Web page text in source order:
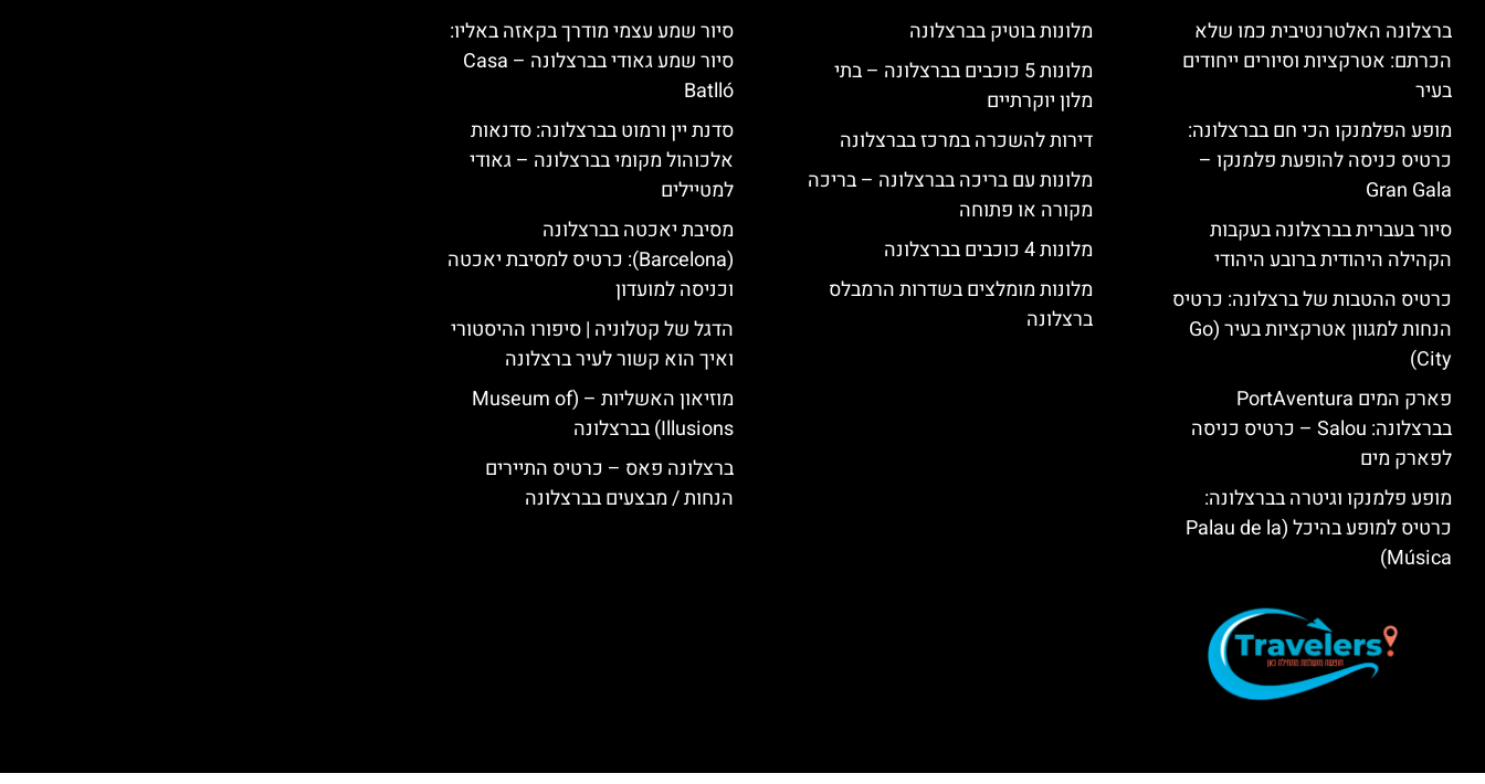
ברצלונה האלטרנטיבית כמו שלא
הכרתם: אטרקציות וסיורים ייחודים
בעיר
מופע הפלמנקו הכי חם בברצלונה:
כרטיס כניסה להופעת פלמנקו –
Gran Gala
סיור בעברית בברצלונה בעקבות
הקהילה היהודית ברובע היהודי
כרטיס ההטבות של ברצלונה: כרטיס
הנחות למגוון אטרקציות בעיר (Go
City)
פארק המים PortAventura
בברצלונה: Salou – כרטיס כניסה
לפארק מים
מופע פלמנקו וגיטרה בברצלונה:
כרטיס למופע בהיכל (Palau de la
Música)
מלונות בוטיק בברצלונה
מלונות 5 כוכבים בברצלונה – בתי
מלון יוקרתיים
דירות להשכרה במרכז בברצלונה
מלונות עם בריכה בברצלונה – בריכה
מקורה או פתוחה
מלונות 4 כוכבים בברצלונה
מלונות מומלצים בשדרות הרמבלס
ברצלונה
סיור שמע עצמי מודרך בקאזה באליו:
סיור שמע גאודי בברצלונה – Casa
Batlló
סדנת יין ורמוט בברצלונה: סדנאות
אלכוהול מקומי בברצלונה – גאודי
למטיילים
מסיבת יאכטה בברצלונה
(Barcelona): כרטיס למסיבת יאכטה
וכניסה למועדון
הדגל של קטלוניה | סיפורו ההיסטורי
ואיך הוא קשור לעיר ברצלונה
מוזיאון האשליות – (Museum of
Illusions) בברצלונה
ברצלונה פאס – כרטיס התיירים
הנחות / מבצעים בברצלונה